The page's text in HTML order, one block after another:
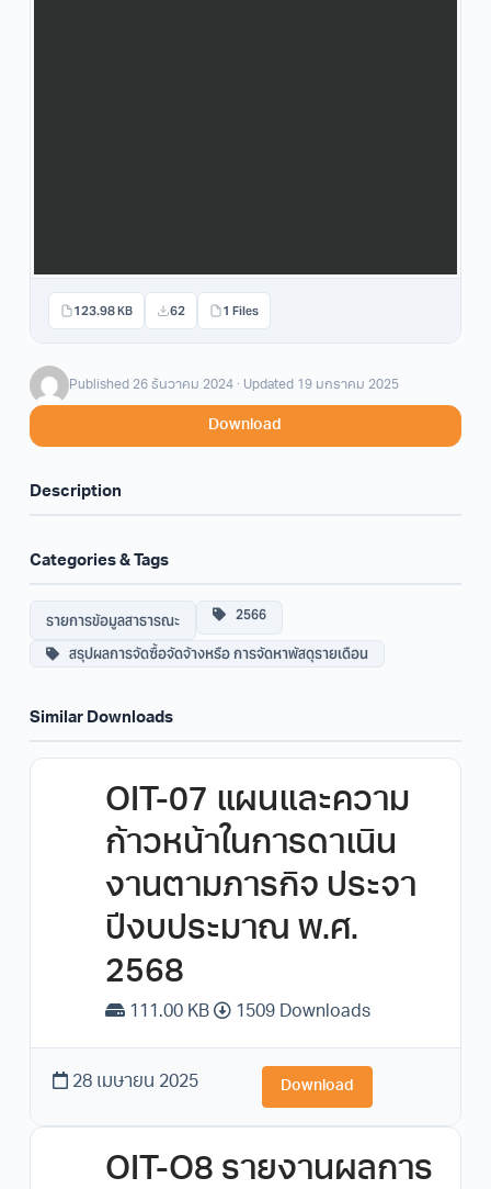
123.98 KB 62 1 Files
Published 26 ธันวาคม 2024 · Updated 19 มกราคม 2025
Download
Description
Categories & Tags
รายการข้อมูลสาธารณะ
2566
สรุปผลการจัดซื้อจัดจ้างหรือ การจัดหาพัสดุรายเดือน
Similar Downloads
OIT-07 แผนและความ
ก้าวหน้าในการดาเนิน
งานตามภารกิจ ประจา
ปีงบประมาณ พ.ศ.
2568
111.00 KB 1509 Downloads
28 เมษายน 2025 Download
OIT-O8 รายงานผลการ